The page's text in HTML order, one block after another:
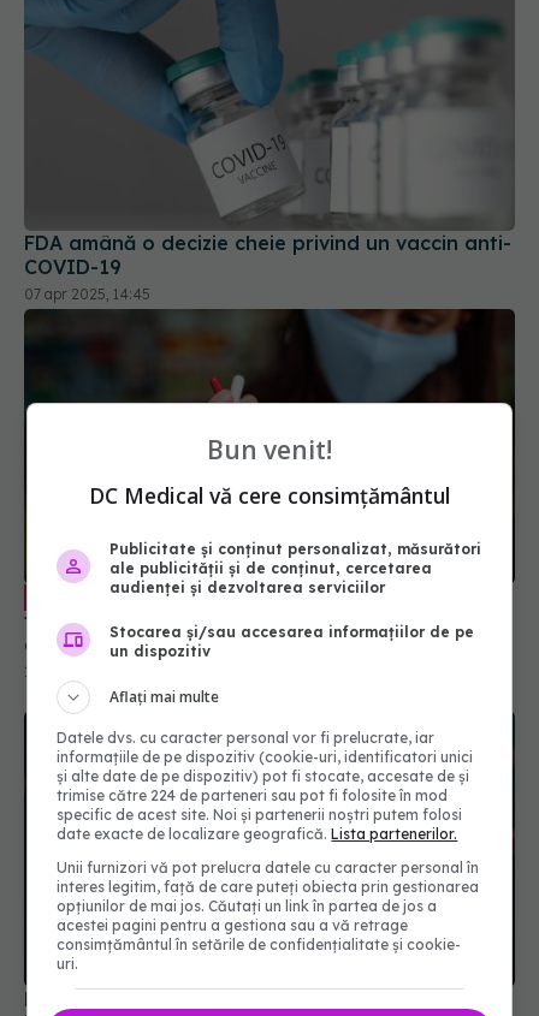
FDA amână o decizie cheie privind un vaccin anti-
COVID-19
07 apr 2025, 14:45
EXCLUSIV Tratamentul oral anti-COVID, ce
trebuie să știi. Prof. dr. Aysel Florescu: Este
demonstrat ca eficiență virală. A redus foarte
mult riscul de spitalizare
15 sep 2024, 22:33
NB.1.8.1, noua variantă COVID care stimulează
Bun venit!
DC Medical vă cere consimțământul
Publicitate și conținut personalizat, măsurători
ale publicității și de conținut, cercetarea
audienței și dezvoltarea serviciilor
Stocarea și/sau accesarea informațiilor de pe
un dispozitiv
Aflați mai multe
Datele dvs. cu caracter personal vor fi prelucrate, iar
informațiile de pe dispozitiv (cookie-uri, identificatori unici
și alte date de pe dispozitiv) pot fi stocate, accesate de și
trimise către 224 de parteneri sau pot fi folosite în mod
specific de acest site. Noi și partenerii noștri putem folosi
date exacte de localizare geografică.Lista partenerilor.
Unii furnizori vă pot prelucra datele cu caracter personal în
interes legitim, față de care puteți obiecta prin gestionarea
opțiunilor de mai jos. Căutați un link în partea de jos a
acestei pagini pentru a gestiona sau a vă retrage
consimțământul în setările de confidențialitate și cookie-
uri.